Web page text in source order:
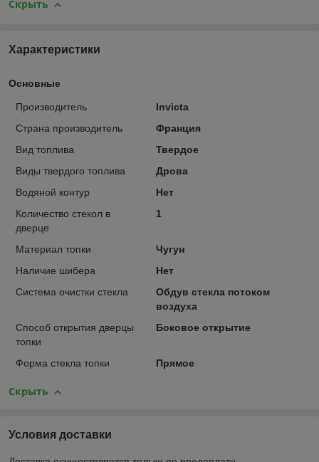
Скрыть
Характеристики
Основные
Производитель
Invicta
Страна производитель
Франция
Вид топлива
Твердое
Виды твердого топлива
Дрова
Водяной контур
Нет
Количество стекол в
дверце
1
Материал топки
Чугун
Наличие шибера
Нет
Система очистки стекла
Обдув стекла потоком
воздуха
Способ открытия дверцы
топки
Боковое открытие
Форма стекла топки Прямое
Скрыть
Условия доставки